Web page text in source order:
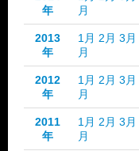
年
月
2013
年
1月 2月 3月
月
2012
年
1月 2月 3月
月
2011
年
1月 2月 3月
月